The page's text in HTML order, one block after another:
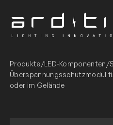
Inhalt
springen
Produkte/LED-Komponenten/
Überspannungsschutzmodul
oder im Gelände